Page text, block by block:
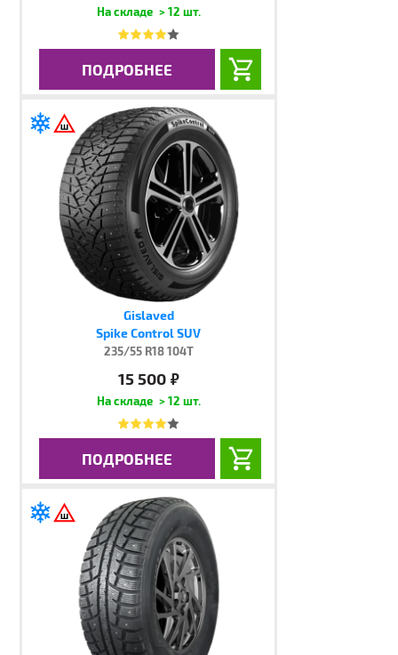
> 12 шт.
ПОДРОБНЕЕ
Gislaved
Spike Control SUV
235/55 R18 104T
15 500 руб.
> 12 шт.
ПОДРОБНЕЕ